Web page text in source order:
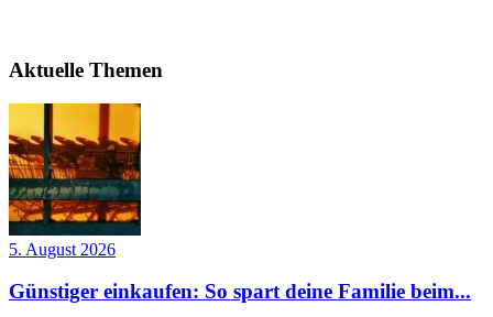
Aktuelle Themen
5. August 2026
Günstiger einkaufen: So spart deine Familie beim...